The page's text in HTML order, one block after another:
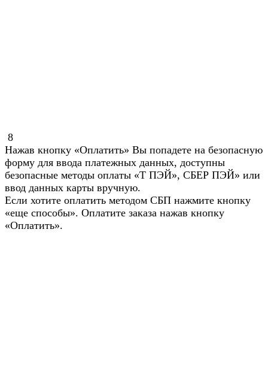
8
Нажав кнопку «Оплатить» Вы попадете на безопасную
форму для ввода платежных данных, доступны
безопасные методы оплаты «Т ПЭЙ», СБЕР ПЭЙ» или
ввод данных карты вручную.
Если хотите оплатить методом СБП нажмите кнопку
«еще способы». Оплатите заказа нажав кнопку
«Оплатить».